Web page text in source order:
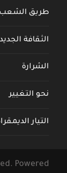
طريق الشعب
الثقافة
الشرارة
نحو التغيير
التيار
Powered